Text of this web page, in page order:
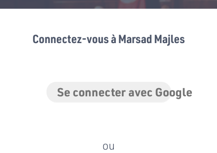
Connectez-vous à Marsad Majles
Se connecter avec Google
ou